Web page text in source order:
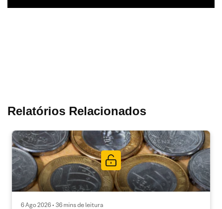
Relatórios Relacionados
6 Ago 2026 • 36 mins de leitura